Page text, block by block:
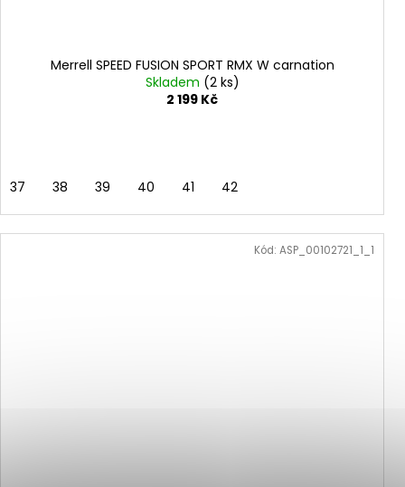
Merrell SPEED FUSION SPORT RMX W carnation
Skladem (2 ks)
2 199 Kč
37 38 39 40 41 42
Kód: ASP_00102721_1_1